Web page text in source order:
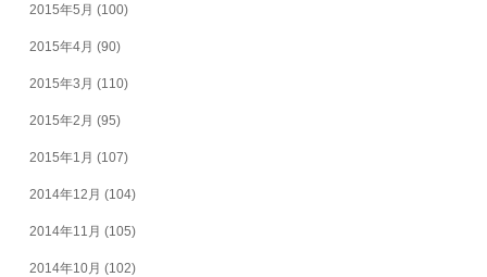
2015年5月 (100)
2015年4月 (90)
2015年3月 (110)
2015年2月 (95)
2015年1月 (107)
2014年12月 (104)
2014年11月 (105)
2014年10月 (102)